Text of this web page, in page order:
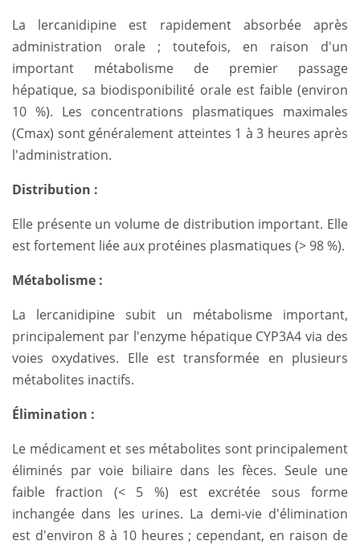
La lercanidipine est rapidement absorbée après
administration orale ; toutefois, en raison d'un
important métabolisme de premier passage
hépatique, sa biodisponibilité orale est faible (environ
10 %). Les concentrations plasmatiques maximales
(Cmax) sont généralement atteintes 1 à 3 heures après
l'administration.
Distribution :
Elle présente un volume de distribution important. Elle
est fortement liée aux protéines plasmatiques (> 98 %).
Métabolisme :
La lercanidipine subit un métabolisme important,
principalement par l'enzyme hépatique CYP3A4 via des
voies oxydatives. Elle est transformée en plusieurs
métabolites inactifs.
Élimination :
Le médicament et ses métabolites sont principalement
éliminés par voie biliaire dans les fèces. Seule une
faible fraction (< 5 %) est excrétée sous forme
inchangée dans les urines. La demi-vie d'élimination
est d'environ 8 à 10 heures ; cependant, en raison de